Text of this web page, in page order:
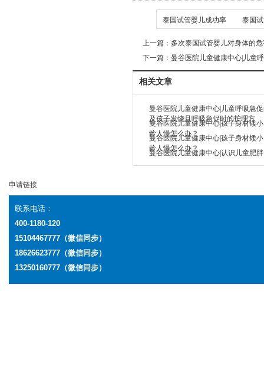
泰国试管婴儿成功率 泰国
上一篇： 多次泰国试管婴儿对身体的
下一篇： 曼谷医院儿童健康中心|儿童
相关文章
曼谷医院儿童健康中心|儿童呼吸急
及孩子发烧且呼吸急促时的护理方
曼谷医院儿童健康中心|孩子身材矮
龄人慢怎么办？
曼谷医院儿童健康中心|孩子身材矮
龄人慢怎么办？
曼谷医院儿童健康中心|认识儿童肥胖
申请链接
联系电话：
400-1180-120
15104467777（微信同步）
18626623777 （微信同步）
13250160777 （微信同步）